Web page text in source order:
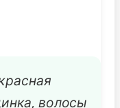
волосы